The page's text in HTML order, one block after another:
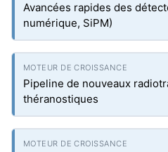
Avancées rapides des
numérique, SiPM)
Pipeline de nouveaux
théranostiques